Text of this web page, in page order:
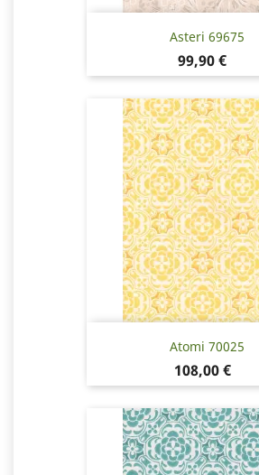
Asteri 69675
Hinta
99,90 €
Atomi 70025
Hinta
108,00 €